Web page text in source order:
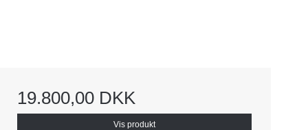
19.800,00 DKK
Vis produkt